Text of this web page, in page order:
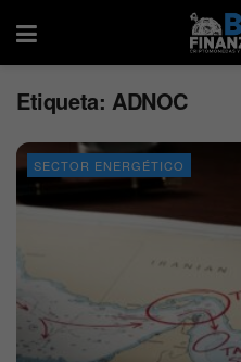
Etiqueta: ADNOC
SECTOR ENERGÉTICO